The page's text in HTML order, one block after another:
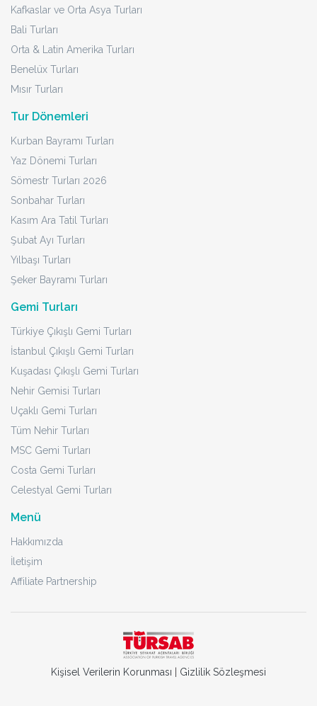
Kafkaslar ve Orta Asya Turları
Bali Turları
Orta & Latin Amerika Turları
Benelüx Turları
Mısır Turları
Tur Dönemleri
Kurban Bayramı Turları
Yaz Dönemi Turları
Sömestr Turları 2026
Sonbahar Turları
Kasım Ara Tatil Turları
Şubat Ayı Turları
Yılbaşı Turları
Şeker Bayramı Turları
Gemi Turları
Türkiye Çıkışlı Gemi Turları
İstanbul Çıkışlı Gemi Turları
Kuşadası Çıkışlı Gemi Turları
Nehir Gemisi Turları
Uçaklı Gemi Turları
Tüm Nehir Turları
MSC Gemi Turları
Costa Gemi Turları
Celestyal Gemi Turları
Menü
Hakkımızda
İletişim
Affiliate Partnership
Kişisel Verilerin Korunması Gizlilik Sözleşmesi